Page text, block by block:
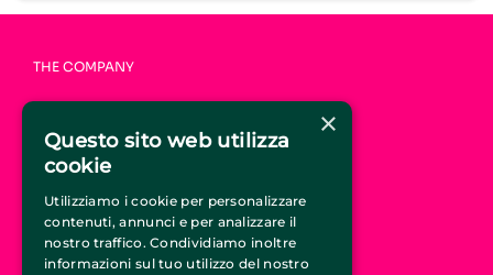
THE COMPANY
WHO WE ARE
HOW IT WORKS
FAQ
JOIN CIRCUSTICKET.IT
×
Questo sito web utilizza
cookie
Utilizziamo i cookie per personalizzare
contenuti, annunci e per analizzare il
nostro traffico. Condividiamo inoltre
informazioni sul tuo utilizzo del nostro